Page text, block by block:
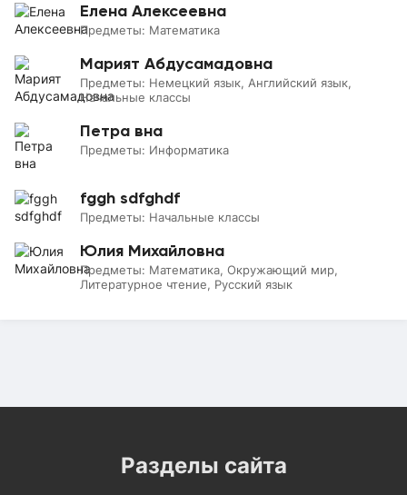
Елена Алексеевна
Предметы: Математика
Марият Абдусамадовна
Предметы: Немецкий язык, Английский язык,
Начальные классы
Петра вна
Предметы: Информатика
fggh sdfghdf
Предметы: Начальные классы
Юлия Михайловна
Предметы: Математика, Окружающий мир,
Литературное чтение, Русский язык
Разделы сайта